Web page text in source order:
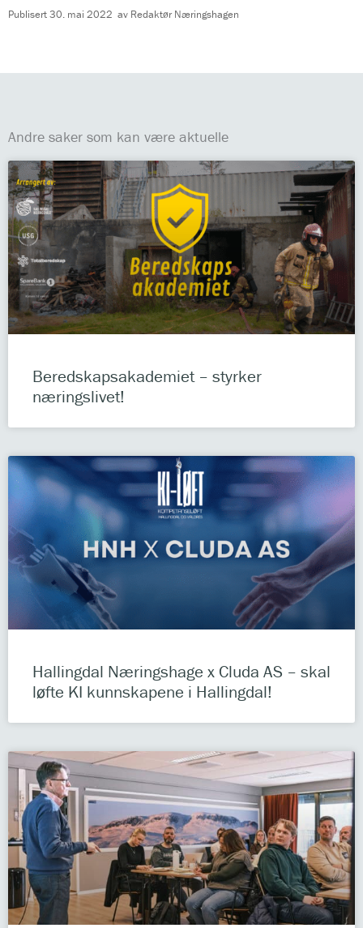
Publisert30. mai 2022 av Redaktør Næringshagen
Andre saker som kan være aktuelle
Beredskapsakademiet – styrker
næringslivet!
Hallingdal Næringshage x Cluda AS – skal
løfte KI kunnskapene i Hallingdal!